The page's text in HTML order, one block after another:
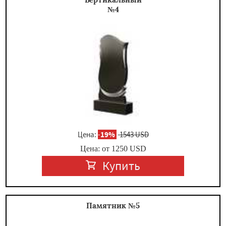
№4
Цена: -19% 1543 USD
Цена: от 1250USD
Купить
Памятник №5